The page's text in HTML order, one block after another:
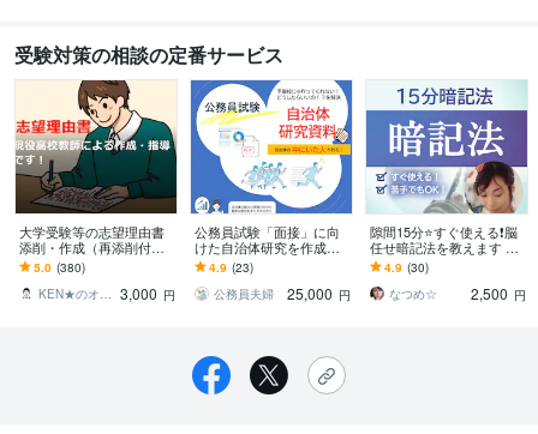
受験対策の相談の定番サービス
大学受験等の志望理由書
添削・作成（再添削付）
します 予備校でも教える
添削指導歴20年のベテラ
ンによる指導です
5.0 (380)
KEN★のオンライン教室 3,000 円
公務員試験「面接」に向
けた自治体研究を作成し
ます 元公務員夫婦が公務
員試験の最後の難所突破
をお助けします！
4.9 (23)
公務員夫婦
25,000 円
隙間15分⭐️すぐ使える❗️脳
任せ暗記法を教えます 暗
記が苦手な人、資格や昇
給試験がある人、隙間時
間で覚える
4.9 (30)
なつめ☆
2,500 円